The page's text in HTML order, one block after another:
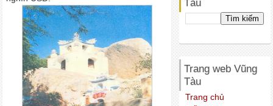
Tàu
Trang web Vũng
Tàu
Trang chủ